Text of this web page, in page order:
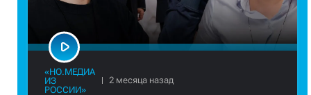
«НО.МЕДИА
ИЗ
РОССИИ»